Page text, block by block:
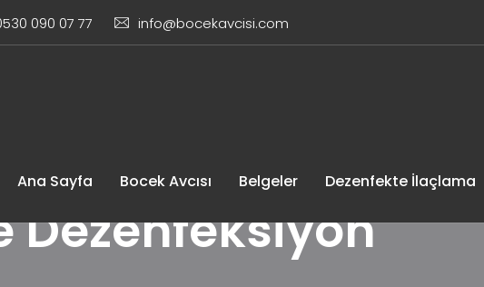
090 07 77 info@bocekavcisi.com
Ana Sayfa Bocek Avcısı Belgeler Dezenfekte İlaçlama
Dezenfeksiyon